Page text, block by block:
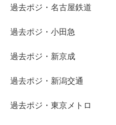
過去ポジ・名古屋鉄道
過去ポジ・小田急
過去ポジ・新京成
過去ポジ・新潟交通
過去ポジ・東京メトロ